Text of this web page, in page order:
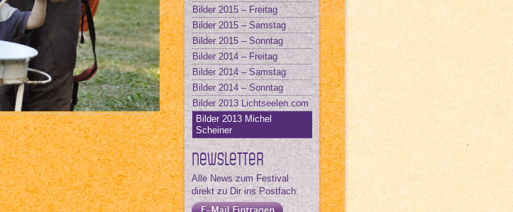
Bilder 2015 – Freitag
Bilder 2015 – Samstag
Bilder 2015 – Sonntag
Bilder 2014 – Freitag
Bilder 2014 – Samstag
Bilder 2014 – Sonntag
Bilder 2013 Lichtseelen.com
Bilder 2013 Michel
Scheiner
Newsletter
Alle News zum Festival
direkt zu Dir ins Postfach: